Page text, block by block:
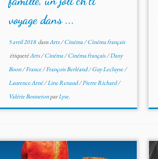
voyage dans ...
5 avril 2018dansArts/Cinéma/Cinéma français
étiquetéArts/Cinéma/Cinéma français/Dany
Boon/France/François Berléand/Guy Lecluyse/
Laurence Arné/Line Renaud/Pierre Richard/
Valérie BonnetonparLyse.